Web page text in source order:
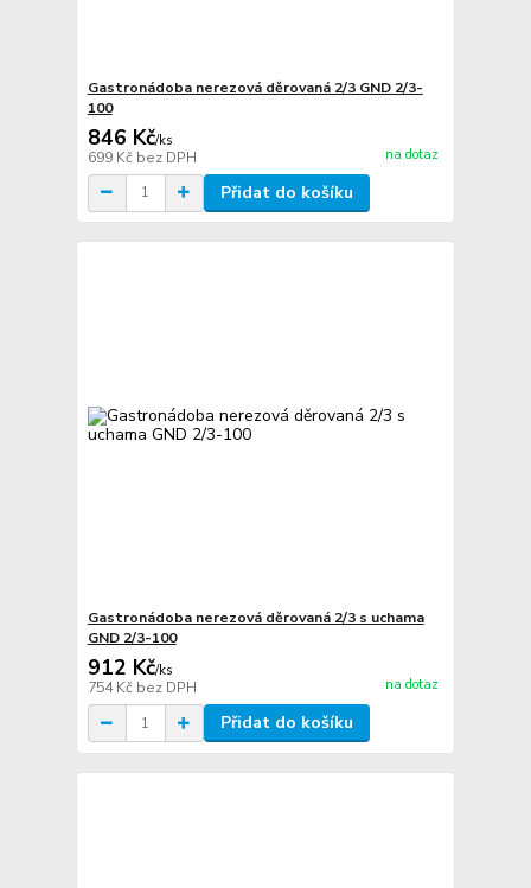
Gastronádoba nerezová děrovaná 2/3 GND 2/3-
100
846 Kč/ks
699 Kč bez DPH na dotaz
Přidat do košíku
Gastronádoba nerezová děrovaná 2/3 s uchama
GND 2/3-100
912 Kč/ks
754 Kč bez DPH na dotaz
Přidat do košíku